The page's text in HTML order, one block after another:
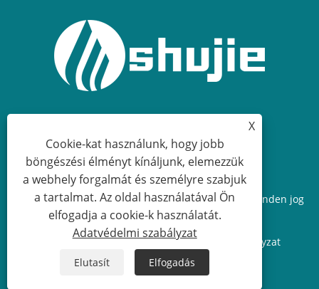
sales.shujie@163.com
Copyright © 2026 Cixi Shujie Electric Co., Limited Minden jog
fenntartva.
Sitemap RSS XML Adatvédelmi szabályzat
X
Cookie-kat használunk, hogy jobb
böngészési élményt kínáljunk, elemezzük
a webhely forgalmát és személyre szabjuk
a tartalmat. Az oldal használatával Ön
elfogadja a cookie-k használatát.
Adatvédelmi szabályzat
Elutasít Elfogadás